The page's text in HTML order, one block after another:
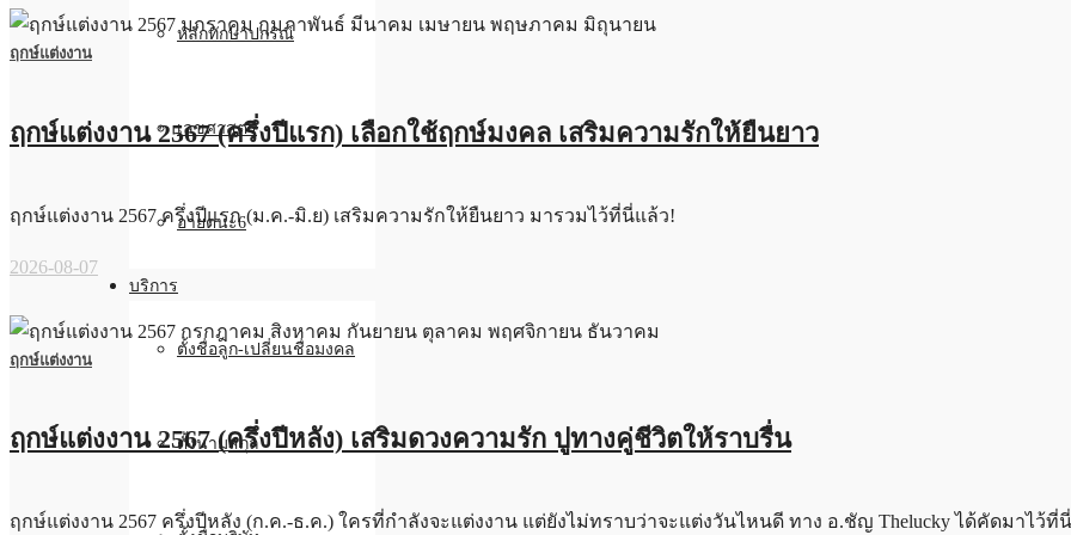
หลักทักษาปกรณ์
เลขศาสตร์
อายตนะ6
บริการ
ตั้งชื่อลูก-เปลี่ยนชื่อมงคล
ตั้งนามสกุล
ฤกษ์แต่งงาน
ฤกษ์แต่งงาน 2567 (ครึ่งปีแรก) เลือกใช้ฤกษ์มงคล เสริมความรักให้ยืนยาว
ฤกษ์แต่งงาน 2567 ครึ่งปีแรก (ม.ค.-มิ.ย) เสริมความรักให้ยืนยาว มารวมไว้ที่นี่แล้ว!
2026-08-07
ฤกษ์แต่งงาน
ฤกษ์แต่งงาน 2567 (ครึ่งปีหลัง) เสริมดวงความรัก ปูทางคู่ชีวิตให้ราบรื่น
ฤกษ์แต่งงาน 2567 ครึ่งปีหลัง (ก.ค.-ธ.ค.) ใครที่กำลังจะแต่งงาน แต่ยังไม่ทราบว่าจะแต่งวันไหนดี ทาง อ.ชัญ Thelucky ได้คัดมาไว้ที่